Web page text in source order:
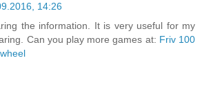
14:26
the information. It is very useful for my
Can you play more games at: Friv 100